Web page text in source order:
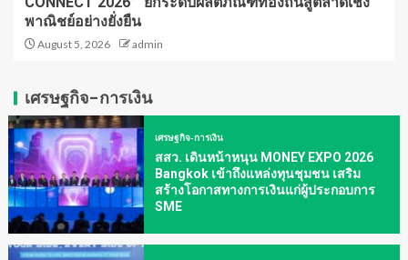
พาณิชย์อย่างยั่งยืน
August 5, 2026 admin
เศรษฐกิจ-การเงิน
เศรษฐกิจ-การเงิน
สสว. เดินหน้าหนุน MONEY EXPO 2026
Bangkok เข้าถึงแหล่งทุนชุมชน เสริม
สร้างโอกาสทางการเงินแก่ผู้ประกอบการ
SME